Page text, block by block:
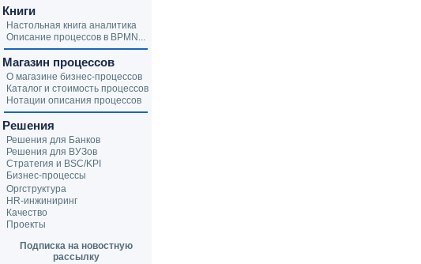
Книги
Настольная книга аналитика
Описание процессов в BPMN...
Магазин процессов
О магазине бизнес-процессов
Каталог и стоимость процессов
Нотации описания процессов
Решения
Решения для Банков
Решения для ВУЗов
Стратегия и BSC/KPI
Бизнес-процессы
Оргструктура
HR-инжиниринг
Качество
Проекты
Подписка на новостную
рассылку